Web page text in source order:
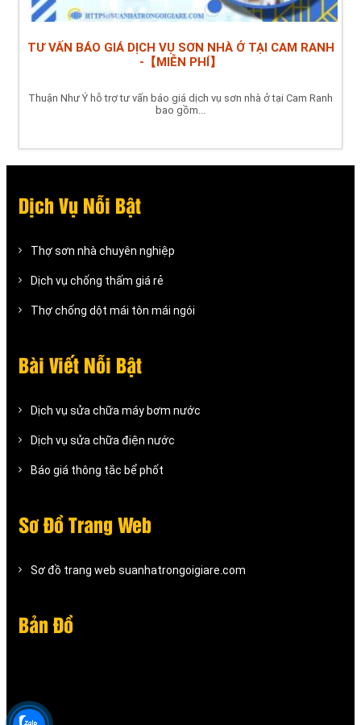
TƯ VẤN BÁO GIÁ DỊCH VỤ SƠN NHÀ Ở TẠI CAM RANH
-【MIỄN PHÍ】
Thuận Như Ý hỗ trợ tư vấn báo giá dịch vụ sơn nhà ở tại Cam Ranh
bao gồm...
Dịch Vụ Nỗi Bật
Thợ sơn nhà chuyên nghiệp
Dịch vụ chống thấm giá rẻ
Thợ chống dột mái tôn mái ngói
Bài Viết Nỗi Bật
Dịch vụ sửa chữa máy bơm nước
Dịch vụ sửa chữa điện nước
Báo giá thông tắc bể phốt
Sơ Đồ Trang Web
Sơ đồ trang web suanhatrongoigiare.com
Bản Đồ